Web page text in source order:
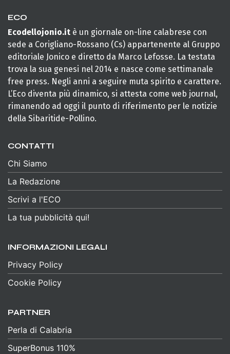
ECO
Ecodellojonio.it è un giornale on-line calabrese con
sede a Corigliano-Rossano (Cs) appartenente al Gruppo
editoriale Jonico e diretto da Marco Lefosse. La testata
trova la sua genesi nel 2014 e nasce come settimanale
free press. Negli anni a seguire muta spirito e carattere.
L’Eco diventa più dinamico, si attesta come web journal,
rimanendo ad oggi il punto di riferimento per le notizie
della Sibaritide-Pollino.
CONTATTI
Chi Siamo
La Redazione
Scrivi a l'ECO
La tua pubblicità qui!
INFORMAZIONI LEGALI
Privacy Policy
Cookie Policy
PARTNER
Perla di Calabria
SuperBonus 110%